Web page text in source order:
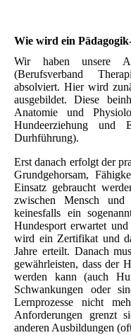
Wie wird ein
Wir haben unsere
(Berufsverband
absolviert. Hier wird
ausgebildet. Diese
Anatomie und
Hundeerziehung
Durhführung).
Erst danach erfolgt der
Grundgehorsam,
Einsatz gebraucht
zwischen Mensch
keinesfalls ein
Hundesport erwartet
wird ein Zertifikat und
Jahre erteilt. Danach
gewährleisten, dass der
werden kann (auch
Schwankungen oder
Lernprozesse nicht
Anforderungen grenzt
anderen Ausbildungen